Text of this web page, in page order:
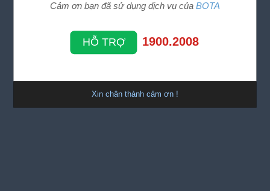
Cảm ơn bạn đã sử dụng dịch vụ của BOTA
HỖ TRỢ 1900.2008
Xin chân thành cảm ơn !